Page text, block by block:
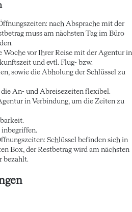
nach Absprache mit der
muss am nächsten Tag im Büro
Woche vor Ihrer Reise mit der Agentur in
und evtl. Flug- bzw.
sowie die Abholung der Schlüssel zu
An- und Abreisezeiten flexibel.
in Verbindung, um die Zeiten zu
Schlüssel befinden sich in
Box, der Restbetrag wird am nächsten
bezahlt.